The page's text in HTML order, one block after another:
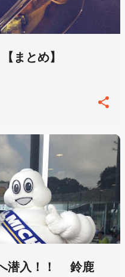
まとめ】
潜入！！ 鈴鹿